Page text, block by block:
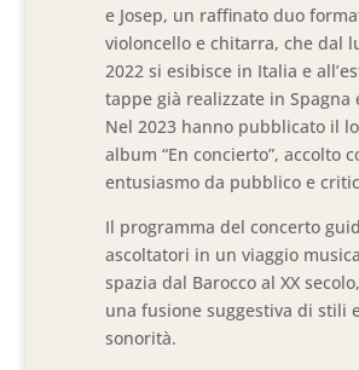
e Josep, un raffinato duo
violoncello e chitarra, che dal
2022 si esibisce in Italia e
tappe già realizzate in Spagna
Nel 2023 hanno pubblicato il
album “En concierto”, accolto
entusiasmo da pubblico e
Il programma del concerto
ascoltatori in un viaggio
spazia dal Barocco al XX
una fusione suggestiva di stili
sonorità.